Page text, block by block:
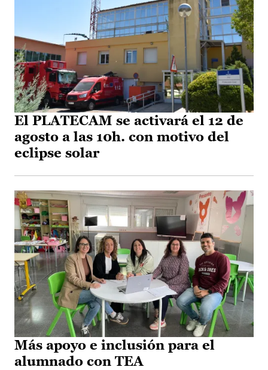
El PLATECAM se activará el 12 de
agosto a las 10h. con motivo del
eclipse solar
Más apoyo e inclusión para el
alumnado con TEA